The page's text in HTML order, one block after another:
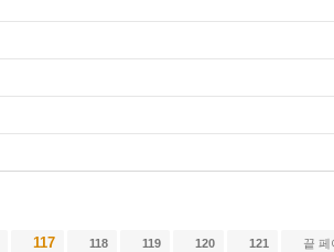
117 118 119 120 121 끝 페